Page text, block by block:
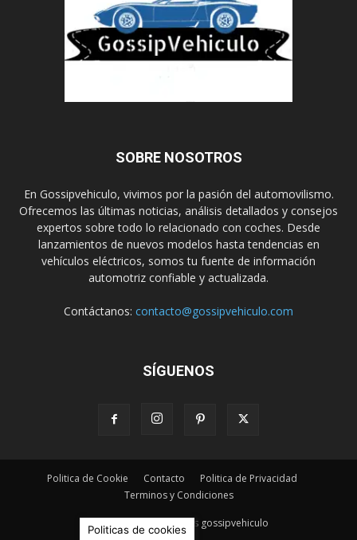
SOBRE NOSOTROS
En Gossipvehiculo, vivimos por la pasión del automovilismo.
Ofrecemos las últimas noticias, análisis detallados y consejos
expertos sobre todo lo relacionado con coches. Desde
lanzamientos de nuevos modelos hasta tendencias en
vehículos eléctricos, somos tu fuente de información
automotriz confiable y actualizada.
Contáctanos: contacto@gossipvehiculo.com
SÍGUENOS
Politica de Cookie Contacto
Politica de Privacidad
Terminos y Condiciones
© Derechos Reservados gossipvehiculo
Politicas de cookies